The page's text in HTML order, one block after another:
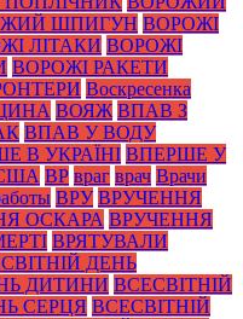
ШПИГУН ВОРОЖІ
ЛІТАКИ ВОРОЖІ
ВОРОЖІ РАКЕТИ
Воскресенка
ВОЯЖ ВПАВ З
ВПАВ У ВОДУ
В УКРАЇНІ ВПЕРШЕ У
ВР враг врач Врачи
ВРУ ВРУЧЕННЯ
ОСКАРА ВРУЧЕННЯ
ВРЯТУВАЛИ
ДЕНЬ
ДИТИНИ ВСЕСВІТНІЙ
СЕРЦЯ ВСЕСВІТНІЙ